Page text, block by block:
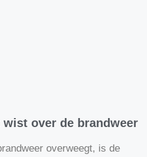
over de brandweer
overweegt, is de